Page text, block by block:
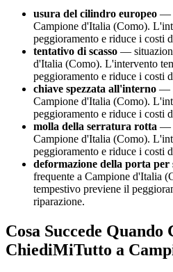
usura del cilindro europeo —
Campione d'Italia (Como).
peggioramento e riduce i costi
tentativo di scasso —
d'Italia (Como). L'intervento
peggioramento e riduce i costi
chiave spezzata all'interno —
Campione d'Italia (Como).
peggioramento e riduce i costi
molla della serratura rotta —
Campione d'Italia (Como).
peggioramento e riduce i costi
deformazione della porta per
frequente a Campione d'Italia
tempestivo previene il
riparazione.
Cosa Succede Quando
ChiediMiTutto a